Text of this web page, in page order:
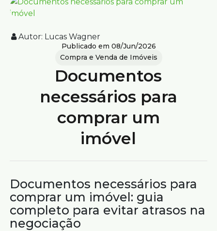
Documentos
necessários para
comprar um
imóvel
Publicado em 08/Jun/2026
Compra e Venda de Imóveis
Autor: Lucas Wagner
Documentos necessários para
comprar um imóvel: guia
completo para evitar atrasos na
negociação